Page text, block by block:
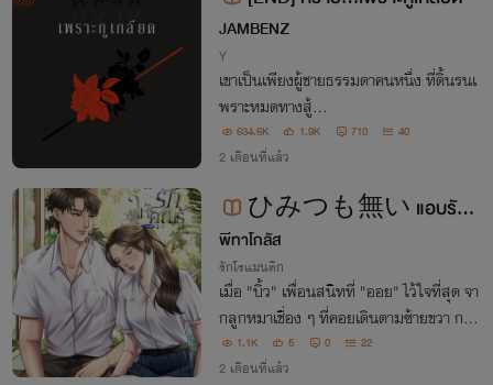
JAMBENZ
Y
เขาเป็นเพียงผู้ชายธรรมดาคนหนึ่ง ที่ดิ้นรนเ
พราะหมดทางสู้...
634.6K 1.9K 710 40
2 เดือนที่แล้ว
ひみつも無い แอบรักใ
ห้เธอรู้ nc 25+
พีทาโกลัส
รักโรแมนติก
เมื่อ "บิ้ว" เพื่อนสนิทที่ "ออย" ไว้ใจที่สุด จา
กลูกหมาเชื่อง ๆ ที่คอยเดินตามซ้ายขวา กลา
ยร่างเป็นหมาป่าเจ้าเล่ห์ที่จ้องจะตะครุบเธอล
งบนเตียง! เกมส์นี้ไม่มีคำว่าเพื่อนอีกต่อไป...
1.1K 5 0 22
2 เดือนที่แล้ว